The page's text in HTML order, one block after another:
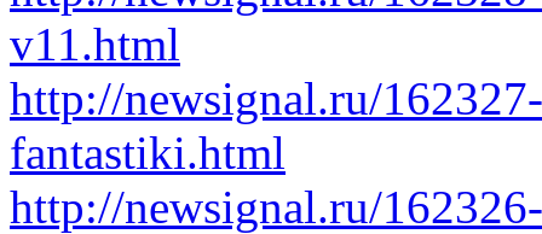
v11.html
http://newsignal.ru/
fantastiki.html
http://newsignal.ru/